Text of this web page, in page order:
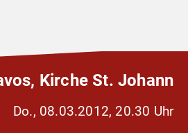
Kirche St. Johann
Do., 08.03.2012, 20.30 Uhr